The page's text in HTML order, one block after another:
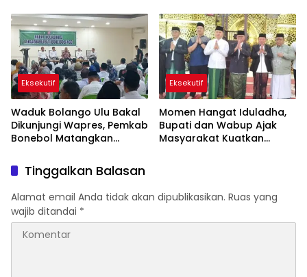
Eksekutif
Waduk Bolango Ulu Bakal
Dikunjungi Wapres, Pemkab
Bonebol Matangkan
Eksekutif
Momen Hangat Iduladha,
Bupati dan Wabup Ajak
Masyarakat Kuatkan
Tinggalkan Balasan
Alamat email Anda tidak akan dipublikasikan. Ruas yang
wajib ditandai *